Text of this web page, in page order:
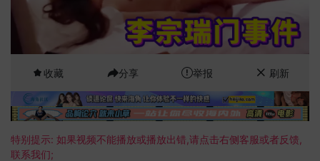
收藏 分享 举报 刷新
特别提示: 如果视频不能播放或播放出错,请点击右侧客服或者反馈,
联系我们;